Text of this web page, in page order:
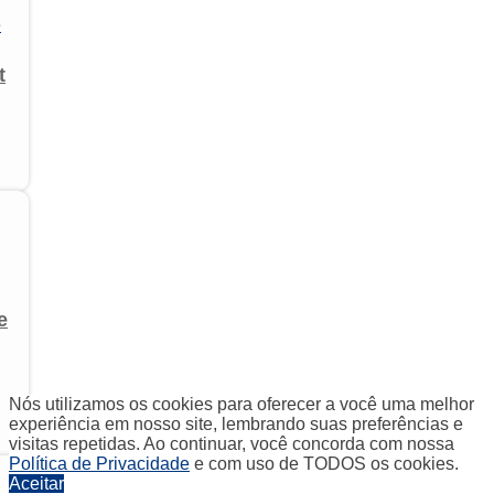
Nós utilizamos os cookies para oferecer a você uma melhor
experiência em nosso site, lembrando suas preferências e
visitas repetidas. Ao continuar, você concorda com nossa
Política de Privacidade e com uso de TODOS os cookies.
Aceitar